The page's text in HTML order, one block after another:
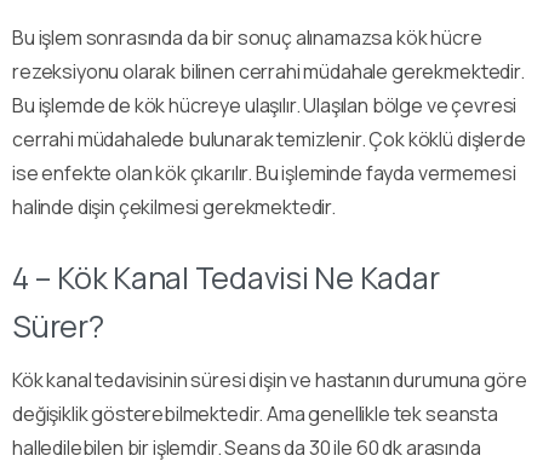
Bu işlem sonrasında da bir sonuç alınamazsa kök hücre
rezeksiyonu olarak bilinen cerrahi müdahale gerekmektedir.
Bu işlemde de kök hücreye ulaşılır. Ulaşılan bölge ve çevresi
cerrahi müdahalede bulunarak temizlenir. Çok köklü dişlerde
ise enfekte olan kök çıkarılır. Bu işleminde fayda vermemesi
halinde dişin çekilmesi gerekmektedir.
4 – Kök Kanal Tedavisi Ne Kadar
Sürer?
Kök kanal tedavisinin süresi dişin ve hastanın durumuna göre
değişiklik gösterebilmektedir. Ama genellikle tek seansta
halledilebilen bir işlemdir. Seans da 30 ile 60 dk arasında